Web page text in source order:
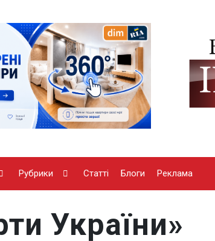
Рубрики Статті Блоги Реклама
України»